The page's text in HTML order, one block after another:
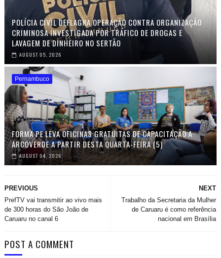
POLÍCIA CIVIL DEFLAGRA OPERAÇÃO CONTRA ORGANIZAÇÃO
CRIMINOSA INVESTIGADA POR TRÁFICO DE DROGAS E
LAVAGEM DE DINHEIRO NO SERTÃO
AUGUST 05, 2026
Pernambuco
FORMA PE LEVA OFICINAS GRATUITAS DE CAPACITAÇÃO A
ARCOVERDE A PARTIR DESTA QUARTA-FEIRA (5)
AUGUST 04, 2026
NEXT
Trabalho da Secretaria da Mulher
de Caruaru é como referência
nacional em Brasília
PREVIOUS
PrefTV vai transmitir ao vivo mais
de 300 horas do São João de
Caruaru no canal 6
POST A COMMENT